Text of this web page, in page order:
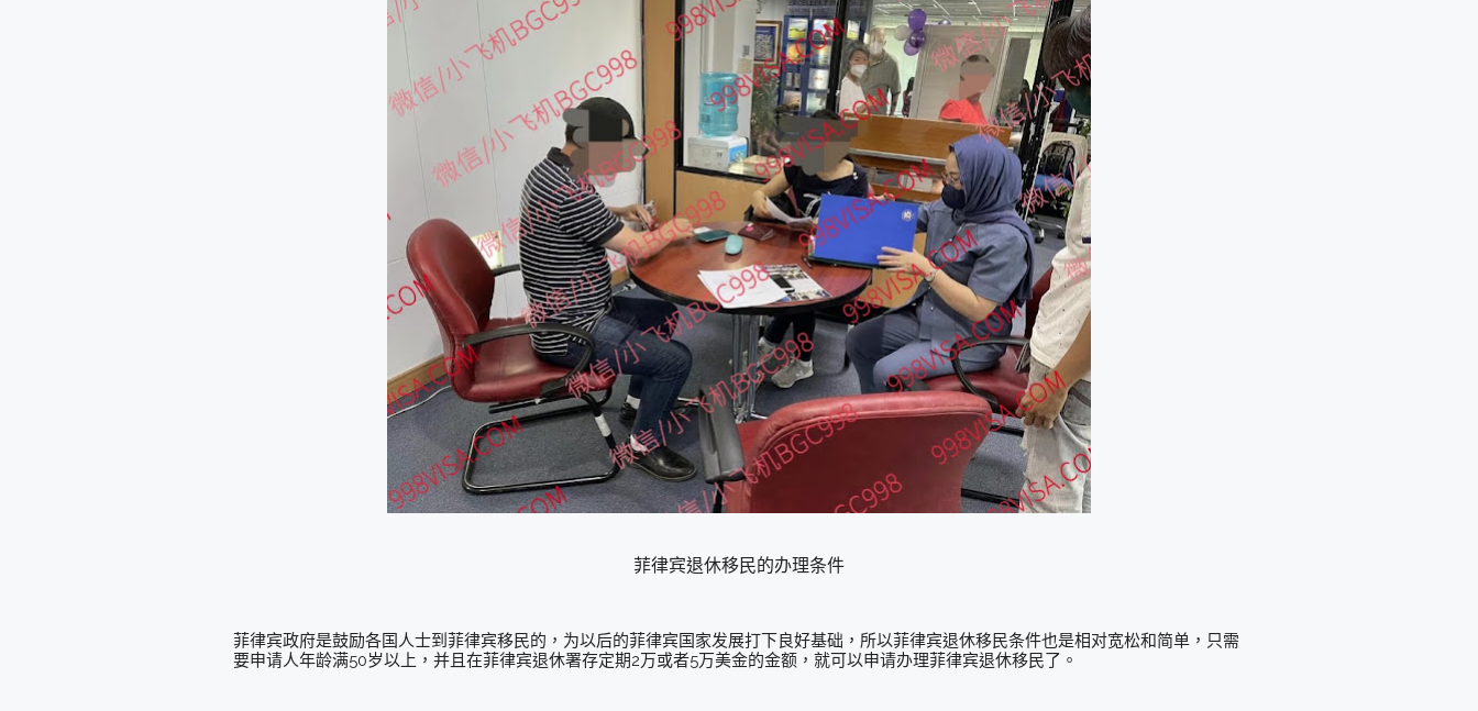
菲律宾退休移民的办理条件
菲律宾政府是鼓励各国人士到菲律宾移民的，为以后的菲律宾国家发展打下良好基础，所以菲律宾退休移民条件也是相对宽松和简单，只需
要申请人年龄满50岁以上，并且在菲律宾退休署存定期2万或者5万美金的金额，就可以申请办理菲律宾退休移民了。